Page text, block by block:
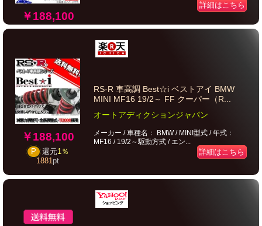
￥188,100
詳細はこちら
￥188,100
P 還元1％
1881 pt
RS-R 車高調 Best☆i ベストアイ BMW
MINI MF16 19/2～ FF クーパー（R...
オートアディクションジャパン
メーカー / 車種名： BMW / MINI型式 / 年式：
MF16 / 19/2～駆動方式 / エン...
詳細はこちら